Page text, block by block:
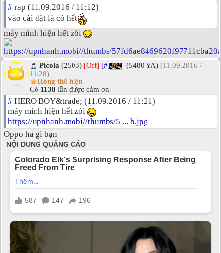
# rap (11.09.2016 / 11:12)
vào cài đặt là có hết
máy mình hiện hết zòi
Picola (2503) [Off] [#] (5480 YA) (11.09.2016 /
11:28)
Hóng thể hiện
Có 1138 lần được cảm ơn!
# HERO BOY&trade; (11.09.2016 / 11:21)
máy mình hiện hết zòi
https://upnhanh.mobi//thumbs/5 ... b.jpg
Oppo ha gì bạn